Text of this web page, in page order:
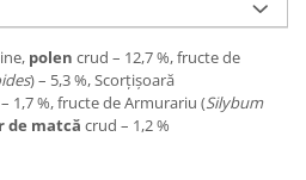
polen crud – 12,7 %, fructe de
) – 5,3 %, Scorțișoară
1,7 %, fructe de Armurariu (Silybum
de matcă crud – 1,2 %